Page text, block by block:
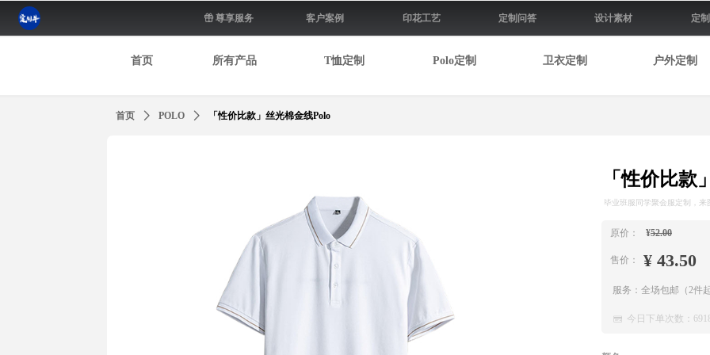
ꁠ 尊享服务 客户案例 印花工艺 定制问答 设计素材 定
首页 所有产品 T恤定制 Polo定制 卫衣定制 户外定制
首页 ꄲ POLO ꄲ 「性价比款」丝光棉金线Polo
「性价比款
售价： ¥ 43.50
原价： ¥52.00
녃 今日下单次数：
服务：全场包邮（2件
毕业班服同学聚会服定制，